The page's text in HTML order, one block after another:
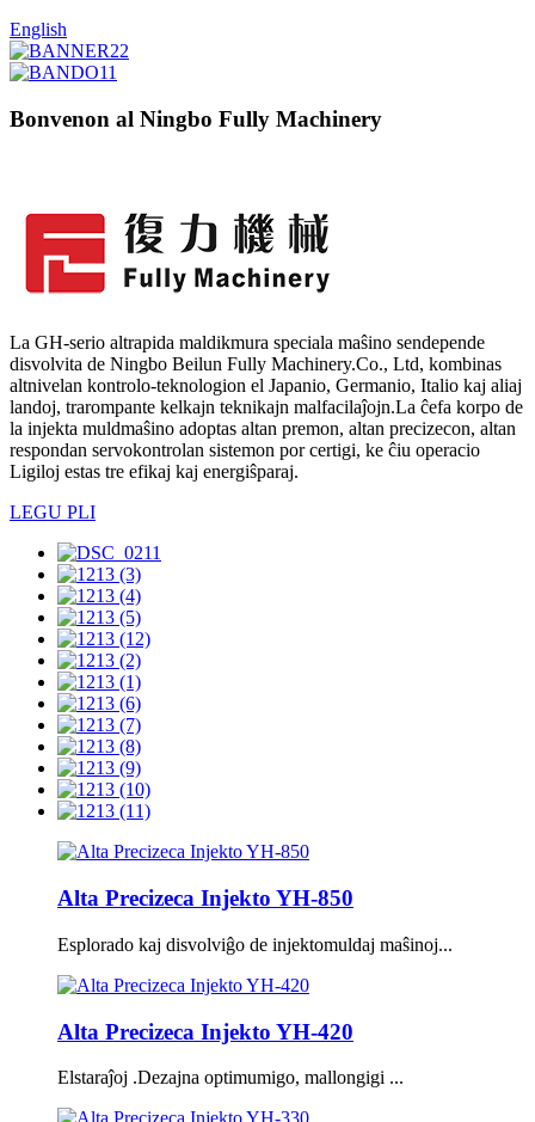
English
Bonvenon al Ningbo Fully Machinery
La GH-serio altrapida maldikmura speciala maŝino sendepende
disvolvita de Ningbo Beilun Fully Machinery.Co., Ltd, kombinas
altnivelan kontrolo-teknologion el Japanio, Germanio, Italio kaj aliaj
landoj, trarompante kelkajn teknikajn malfacilaĵojn.La ĉefa korpo de
la injekta muldmaŝino adoptas altan premon, altan precizecon, altan
respondan servokontrolan sistemon por certigi, ke ĉiu operacio
Ligiloj estas tre efikaj kaj energiŝparaj.
LEGU PLI
Alta Precizeca Injekto YH-850
Esplorado kaj disvolviĝo de injektomuldaj maŝinoj...
Alta Precizeca Injekto YH-420
Elstaraĵoj .Dezajna optimumigo, mallongigi ...